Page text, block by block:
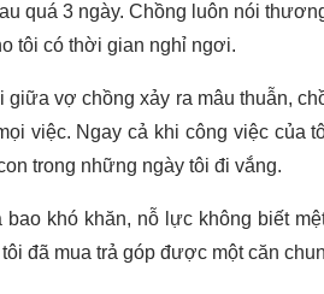
quá 3 ngày. Chồng luôn nói
tôi có thời gian nghỉ ngơi.
giữa vợ chồng xảy ra mâu thuẫn,
việc. Ngay cả khi công việc của
trong những ngày tôi đi vắng.
khó khăn, nỗ lực không biết
đã mua trả góp được một căn